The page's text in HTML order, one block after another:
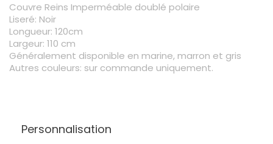
Couvre Reins Imperméable doublé polaire
Liseré: Noir
Longueur: 120cm
Largeur: 110 cm
Généralement disponible en marine, marron et gris
Autres couleurs: sur commande uniquement.
Personnalisation